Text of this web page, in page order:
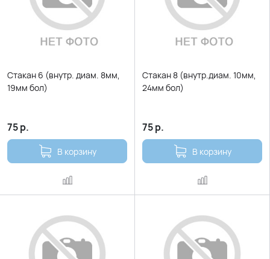
Стакан 6 (внутр. диам. 8мм,
19мм бол)
75р.
В корзину
Стакан 8 (внутр.диам. 10мм,
24мм бол)
75р.
В корзину